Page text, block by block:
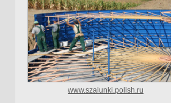
www.szalunki.polish.ru